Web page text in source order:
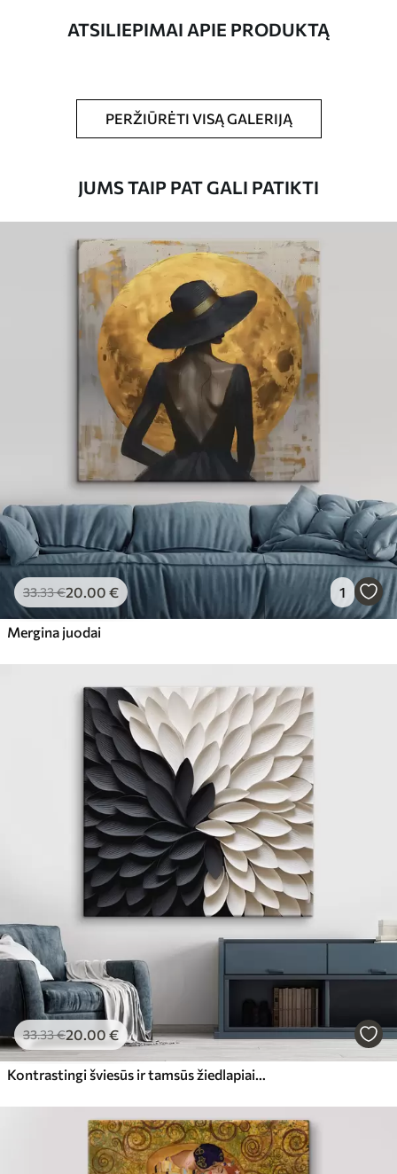
Straipsnio
s39686
Galite padengti laku.
Standartas
Iš20.00€
Premium
Eco-Premium
ATSILIEPIMAI APIE PRODUKTĄ
PERŽIŪRĖTI VISĄ GALERIJĄ
JUMS TAIP PAT GALI PATIKTI
33.33€20.00 € 1
Mergina juodai
33.33€20.00 €
Kontrastingi šviesūs ir tamsūs žiedlapiai, sudarantys gėlės formą